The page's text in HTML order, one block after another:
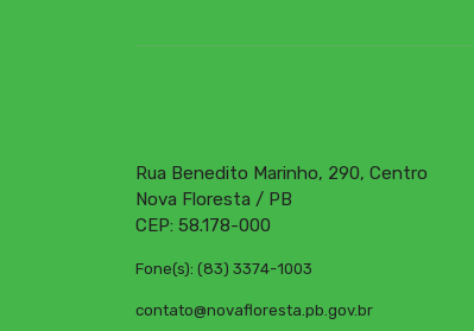
Rua Benedito Marinho, 290, Centro
Nova Floresta / PB
CEP: 58.178-000
Fone(s): (83) 3374-1003
contato@novafloresta.pb.gov.br